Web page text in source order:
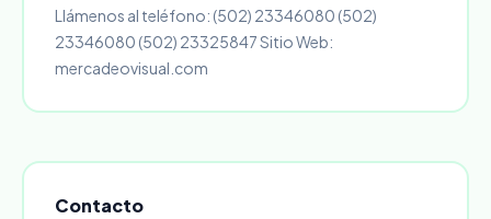
Llámenos al teléfono: (502) 23346080 (502)
23346080 (502) 23325847 Sitio Web:
mercadeovisual.com
Contacto